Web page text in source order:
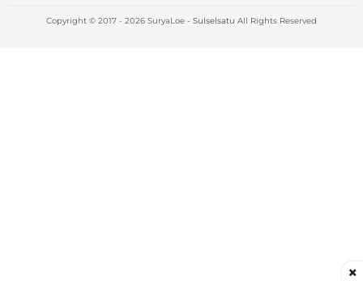
Copyright © 2017 - 2026 SuryaLoe - Sulselsatu All Rights Reserved
×